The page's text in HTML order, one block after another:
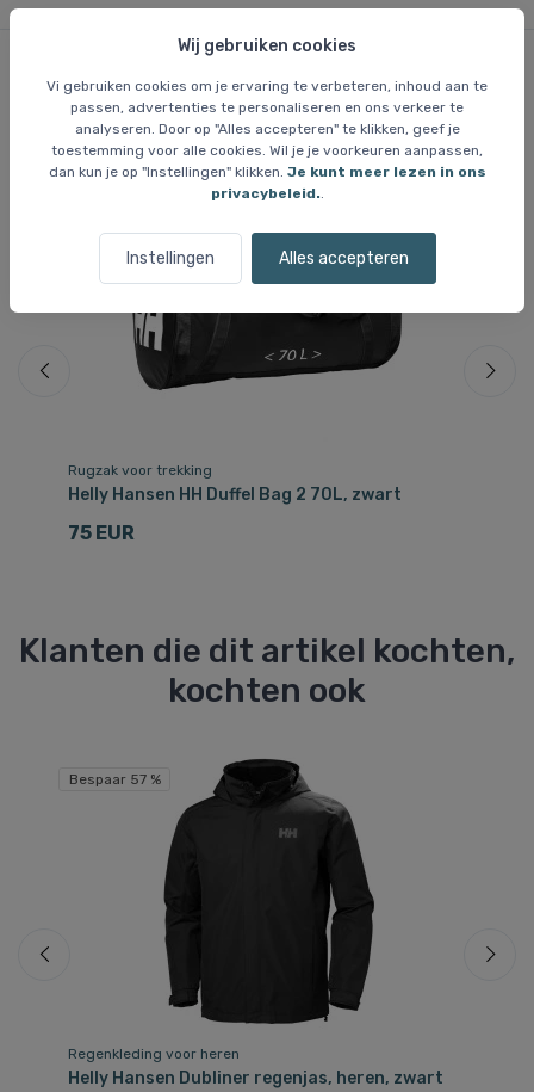
Wij gebruiken cookies
Vi gebruiken cookies om je ervaring te verbeteren, inhoud aan te
passen, advertenties te personaliseren en ons verkeer te
analyseren. Door op "Alles accepteren" te klikken, geef je
toestemming voor alle cookies. Wil je je voorkeuren aanpassen,
dan kun je op "Instellingen" klikken. Je kunt meer lezen in ons
privacybeleid.
Instellingen Alles accepteren
Vergelijkbare items
Rugzak voor trekking
Helly Hansen HH Duffel Bag 2 70L, zwart
75 EUR
Klanten die dit artikel kochten,
kochten ook
Bespaar 57 %
Regenkleding voor heren
Helly Hansen Dubliner regenjas, heren, zwart